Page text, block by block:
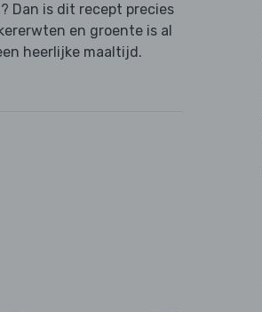
Dan is dit recept precies
en groente is al
heerlijke maaltijd.